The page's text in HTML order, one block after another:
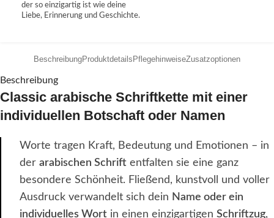
der so einzigartig ist wie deine
Liebe, Erinnerung und Geschichte.
BeschreibungProduktdetails PflegehinweiseZusatzoptionen
Beschreibung
Classic arabische Schriftkette mit einer
individuellen Botschaft oder Namen
Worte tragen Kraft, Bedeutung und Emotionen – in
der arabischen Schrift entfalten sie eine ganz
besondere Schönheit. Fließend, kunstvoll und voller
Ausdruck verwandelt sich dein Name oder ein
individuelles Wort in einen einzigartigen Schriftzug,